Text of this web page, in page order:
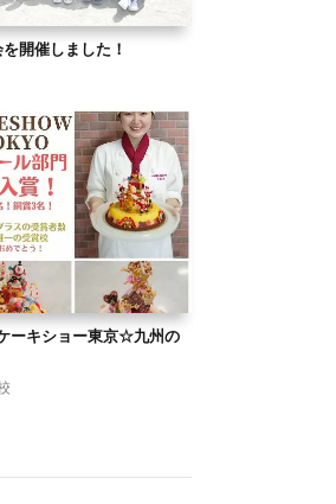
開催しました！
ーキショー東京☆九州の